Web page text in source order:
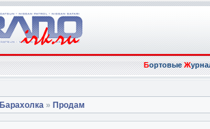
БортовыеЖ
Барахолка » Продам